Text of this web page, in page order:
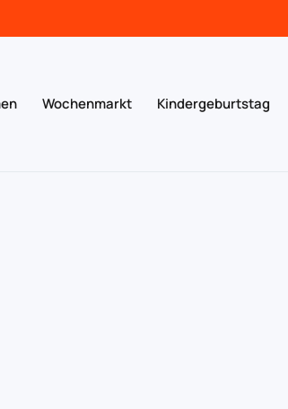
Wochenmarkt Kindergeburtstag